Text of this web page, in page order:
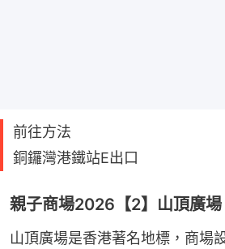
前往方法
銅鑼灣港鐵站E出口
親子商場2026【2】山頂廣場
山頂廣場是香港著名地標，商場